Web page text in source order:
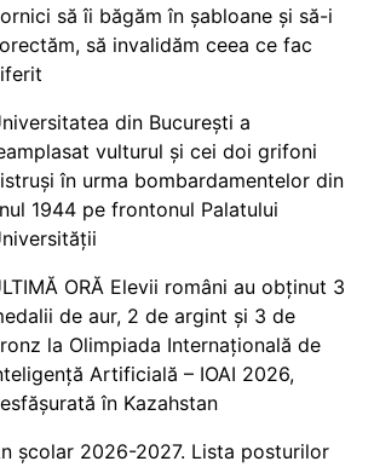
să îi băgăm în șabloane și să-i
să invalidăm ceea ce fac
din București a
vulturul și cei doi grifoni
în urma bombardamentelor din
1944 pe frontonul Palatului
ORĂ Elevii români au obținut 3
de aur, 2 de argint și 3 de
la Olimpiada Internațională de
Artificială – IOAI 2026,
în Kazahstan
școlar 2026-2027. Lista posturilor